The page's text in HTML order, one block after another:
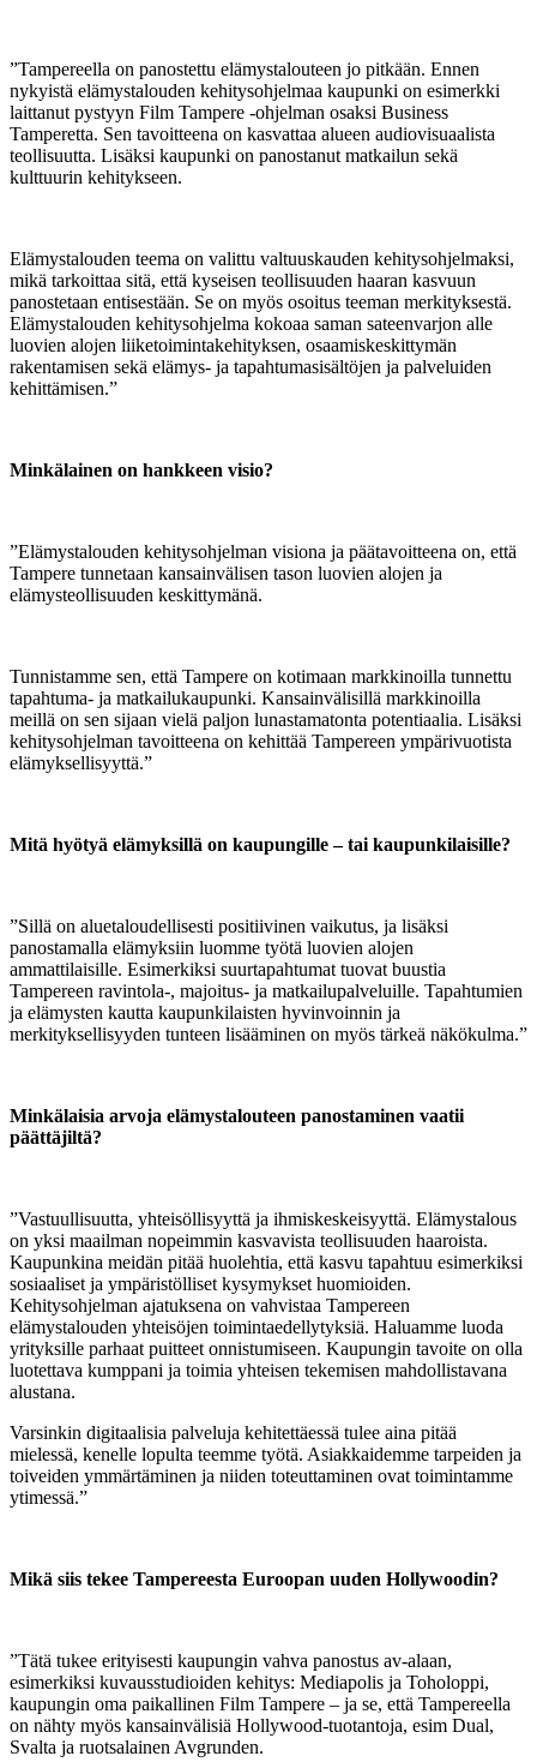
”Tampereella on panostettu elämystalouteen jo pitkään. Ennen
nykyistä elämystalouden kehitysohjelmaa kaupunki on esimerkki
laittanut pystyyn Film Tampere -ohjelman osaksi Business
Tamperetta. Sen tavoitteena on kasvattaa alueen audiovisuaalista
teollisuutta. Lisäksi kaupunki on panostanut matkailun sekä
kulttuurin kehitykseen.
Elämystalouden teema on valittu valtuuskauden kehitysohjelmaksi,
mikä tarkoittaa sitä, että kyseisen teollisuuden haaran kasvuun
panostetaan entisestään. Se on myös osoitus teeman merkityksestä.
Elämystalouden kehitysohjelma kokoaa saman sateenvarjon alle
luovien alojen liiketoimintakehityksen, osaamiskeskittymän
rakentamisen sekä elämys- ja tapahtumasisältöjen ja palveluiden
kehittämisen.”
Minkälainen on hankkeen visio?
”Elämystalouden kehitysohjelman visiona ja päätavoitteena on, että
Tampere tunnetaan kansainvälisen tason luovien alojen ja
elämysteollisuuden keskittymänä.
Tunnistamme sen, että Tampere on kotimaan markkinoilla tunnettu
tapahtuma- ja matkailukaupunki. Kansainvälisillä markkinoilla
meillä on sen sijaan vielä paljon lunastamatonta potentiaalia. Lisäksi
kehitysohjelman tavoitteena on kehittää Tampereen ympärivuotista
elämyksellisyyttä.”
Mitä hyötyä elämyksillä on kaupungille – tai kaupunkilaisille?
”Sillä on aluetaloudellisesti positiivinen vaikutus, ja lisäksi
panostamalla elämyksiin luomme työtä luovien alojen
ammattilaisille. Esimerkiksi suurtapahtumat tuovat buustia
Tampereen ravintola-, majoitus- ja matkailupalveluille. Tapahtumien
ja elämysten kautta kaupunkilaisten hyvinvoinnin ja
merkityksellisyyden tunteen lisääminen on myös tärkeä näkökulma.”
Minkälaisia arvoja elämystalouteen panostaminen vaatii
päättäjiltä?
”Vastuullisuutta, yhteisöllisyyttä ja ihmiskeskeisyyttä. Elämystalous
on yksi maailman nopeimmin kasvavista teollisuuden haaroista.
Kaupunkina meidän pitää huolehtia, että kasvu tapahtuu esimerkiksi
sosiaaliset ja ympäristölliset kysymykset huomioiden.
Kehitysohjelman ajatuksena on vahvistaa Tampereen
elämystalouden yhteisöjen toimintaedellytyksiä. Haluamme luoda
yrityksille parhaat puitteet onnistumiseen. Kaupungin tavoite on olla
luotettava kumppani ja toimia yhteisen tekemisen mahdollistavana
alustana.
Varsinkin digitaalisia palveluja kehitettäessä tulee aina pitää
mielessä, kenelle lopulta teemme työtä. Asiakkaidemme tarpeiden ja
toiveiden ymmärtäminen ja niiden toteuttaminen ovat toimintamme
ytimessä.”
Mikä siis tekee Tampereesta Euroopan uuden Hollywoodin?
”Tätä tukee erityisesti kaupungin vahva panostus av-alaan,
esimerkiksi kuvausstudioiden kehitys: Mediapolis ja Toholoppi,
kaupungin oma paikallinen Film Tampere – ja se, että Tampereella
on nähty myös kansainvälisiä Hollywood-tuotantoja, esim Dual,
Svalta ja ruotsalainen Avgrunden.